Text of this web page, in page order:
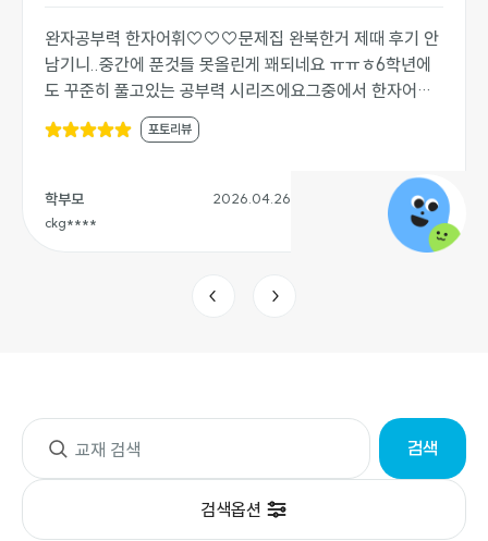
완자공부력 한자어휘♡♡♡문제집 완북한거 제때 후기 안
남기니..중간에 푼것들 못올린게 꽤되네요 ㅠㅠㅎ6학년에
도 꾸준히 풀고있는 공부력 시리즈에요그중에서 한자어휘
도 꾸준히 학습중이에요.습터디하면서 학습 했는데 요즘에
는 스스로 펼쳐서 매일 학습하니 금방 완북했네요♡한자와
한자어휘는 고학년 될수록 챙기기 어려운데 하루 4쪽으로
아이도 쉽고 잘챙기기 좋은 한자어휘 공부력 교재지요^^
요즘에는 표지에도완공예정 캐릭터가 나와서 넘 귀여워요.
도 캐릭터 덕분에 더 친근하게 느끼는거같아요.♡.♡그림
연스럽게 늘고학교 공부에서 확실히 도움이 되더라구요.다
음단계도 이어서 학습하려구합니다.아이도 끝까지 학습해
서 뿌듯해하네요♡열공한 아이 칭찬하면서 글 마무리합니
포토리뷰
학부모
ckg****
2026.04.26
리뷰 목록
검색
검색옵션